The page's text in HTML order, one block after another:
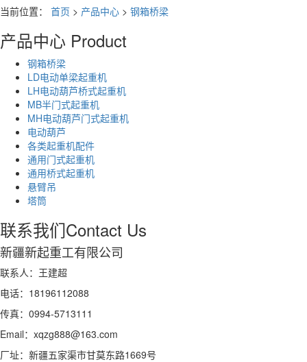
当前位置： 首页 > 产品中心 > 钢箱桥梁
产品中心 Product
钢箱桥梁
LD电动单梁起重机
LH电动葫芦桥式起重机
MB半门式起重机
MH电动葫芦门式起重机
电动葫芦
各类起重机配件
通用门式起重机
通用桥式起重机
悬臂吊
塔筒
联系我们Contact Us
新疆新起重工有限公司
联系人：王建超
电话：18196112088
传真：0994-5713111
Email：xqzg888@163.com
厂址：新疆五家渠市甘莫东路1669号